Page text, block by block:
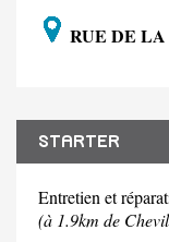
RUE DE LA
STARTER
Entretien et
(à 1.9km de